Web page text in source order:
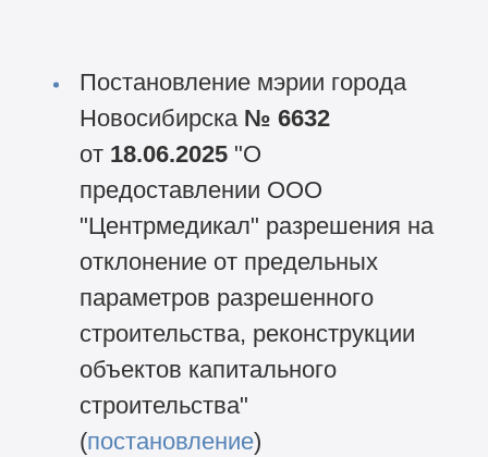
Постановление мэрии города
Новосибирска № 6632
от 18.06.2025"О
предоставлении ООО
"Центрмедикал" разрешения на
отклонение от предельных
параметров разрешенного
строительства, реконструкции
объектов капитального
строительства"
(постановление)